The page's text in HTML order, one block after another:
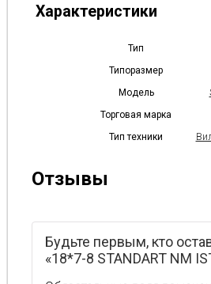
Характеристики
Тип
Типоразмер
Модель
Торговая марка
Тип техники
Отзывы
Будьте первым, кто
«18*7-8 STANDART NM